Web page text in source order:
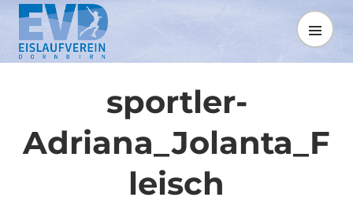
Springe
zum
Inhalt
MENÜ
sportler-
Adriana_Jolanta_F
leisch